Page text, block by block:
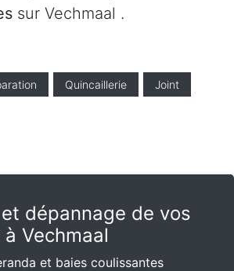
sur Vechmaal .
Quincaillerie Joint
dépannage de vos
Vechmaal
et baies coulissantes